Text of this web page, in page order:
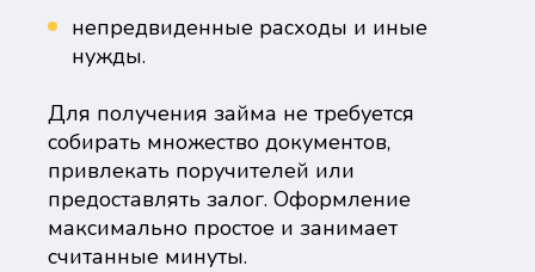
непредвиденные расходы и иные
нужды.
Для получения займа не требуется
собирать множество документов,
привлекать поручителей или
предоставлять залог. Оформление
максимально простое и занимает
считанные минуты.